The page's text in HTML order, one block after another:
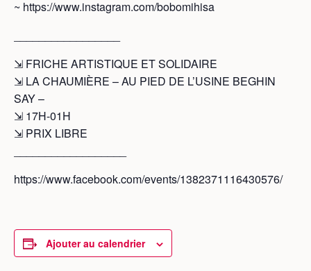
~ https://www.instagram.com/bobomihisa
⇲ FRICHE ARTISTIQUE ET SOLIDAIRE
⇲ LA CHAUMIÈRE – AU PIED DE L’USINE BEGHIN
SAY –
⇲ 17H-01H
⇲ PRIX LIBRE
https://www.facebook.com/events/1382371116430576/
Ajouter au calendrier